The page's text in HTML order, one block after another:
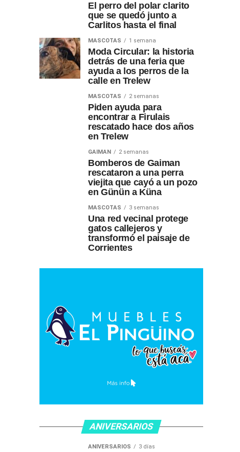
El perro del polar clarito
que se quedó junto a
Carlitos hasta el final
MASCOTAS 1 semana
Moda Circular: la historia
detrás de una feria que
ayuda a los perros de la
calle en Trelew
MASCOTAS 2 semanas
Piden ayuda para
encontrar a Firulais
rescatado hace dos años
en Trelew
GAIMAN 2 semanas
Bomberos de Gaiman
rescataron a una perra
viejita que cayó a un pozo
en Günün a Küna
MASCOTAS 3 semanas
Una red vecinal protege
gatos callejeros y
transformó el paisaje de
Corrientes
ANIVERSARIOS
ANIVERSARIOS 3 días